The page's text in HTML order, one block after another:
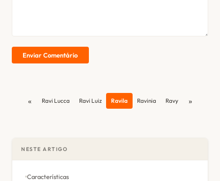
Enviar Comentário
« Ravi Lucca Ravi Luiz Ravila Ravinia Ravy »
NESTE ARTIGO
Características